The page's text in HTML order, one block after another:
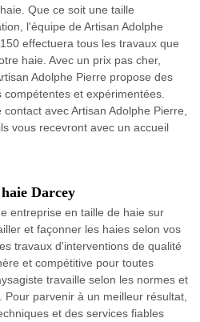
Que ce soit une taille
l'équipe de Artisan Adolphe
effectuera tous les travaux que
haie. Avec un prix pas cher,
Adolphe Pierre propose des
et expérimentées.
avec Artisan Adolphe Pierre,
vous recevront avec un accueil
Darcey
entreprise en taille de haie sur
et façonner les haies selon vos
travaux d'interventions de qualité
et compétitive pour toutes
travaille selon les normes et
parvenir à un meilleur résultat,
et des services fiables